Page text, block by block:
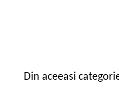
Din aceeasi